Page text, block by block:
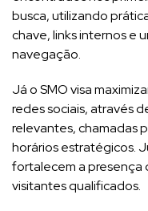
busca, utilizando
chave, links internos e
navegação.
Já o SMO visa
redes sociais, através
relevantes, chamadas
horários estratégicos.
fortalecem a presença
visitantes qualificados.